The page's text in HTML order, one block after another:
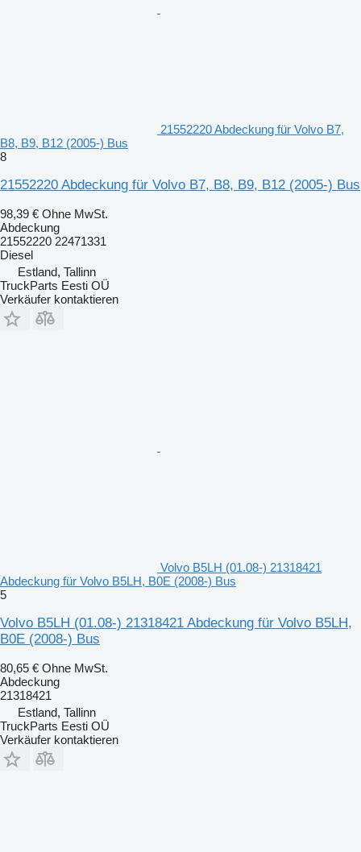
21552220 Abdeckung für Volvo B7,
B8, B9, B12 (2005-) Bus
8
21552220 Abdeckung für Volvo B7, B8, B9, B12 (2005-) Bus
98,39 € Ohne MwSt.
Abdeckung
21552220 22471331
Diesel
Estland, Tallinn
TruckParts Eesti OÜ
Verkäufer kontaktieren
Volvo B5LH (01.08-) 21318421
Abdeckung für Volvo B5LH, B0E (2008-) Bus
5
Volvo B5LH (01.08-) 21318421 Abdeckung für Volvo B5LH,
B0E (2008-) Bus
80,65 € Ohne MwSt.
Abdeckung
21318421
Estland, Tallinn
TruckParts Eesti OÜ
Verkäufer kontaktieren